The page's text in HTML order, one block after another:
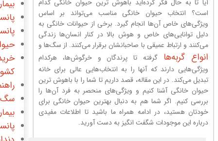
آیا تا به حال فکر کرده‌اید باهوش ترین حیوان خانگی کدام
است؟ انتخاب حیوان خانگی مناسب می‌تواند بر اساس
ویژگی‌های خاص آن‌ها انجام گیرد. برخی از حیوانات خانگی به
دلیل توانایی‌های خاص و هوش بالا در کنار انسان‌ها زندگی
می‌کنند و ارتباط عمیقی با صاحبانشان برقرار می‌کنند. از سگ‌ها و
انواع گربه‌ها گرفته تا پرندگان و خرگوش‌ها، هرکدام
ویژگی‌هایی دارند که آنها را به انتخاب‌هایی عالی برای خانه
تبدیل می‌کند. در این مقاله، قصد داریم تا شما را با باهوش ترین
حیوان خانگی آشنا کنیم و ویژگی‌های منحصر به فرد آن‌ها را
بررسی کنیم. اگر شما هم به دنبال بهترین حیوان خانگی برای
خودتان هستید، در ادامه همراه ما باشید تا اطلاعات مفیدی
درباره این موجودات شگفت انگیز به دست آورید.
سگ